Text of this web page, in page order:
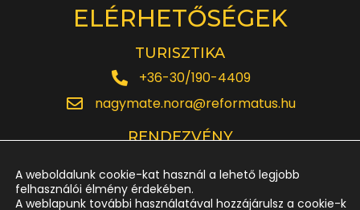
ELÉRHETŐSÉGEK
TURISZTIKA
+36-30/190-4409
nagymate.nora@reformatus.hu
RENDEZVÉNY
rendezveny.nagytemplom@reformatus.hu
A weboldalunk cookie-kat használ a lehető legjobb
felhasználói élmény érdekében.
A weblapunk további használatával hozzájárulsz a cookie-k